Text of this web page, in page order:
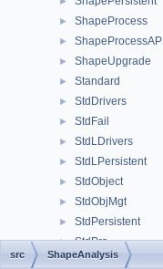
► ShapeProcess
► ShapeProcessAPI
► ShapeUpgrade
► Standard
► StdDrivers
► StdFail
► StdLDrivers
► StdLPersistent
► StdObject
► StdObjMgt
► StdPersistent
► StdPrs
► StdSelect
src ShapeAnalysis